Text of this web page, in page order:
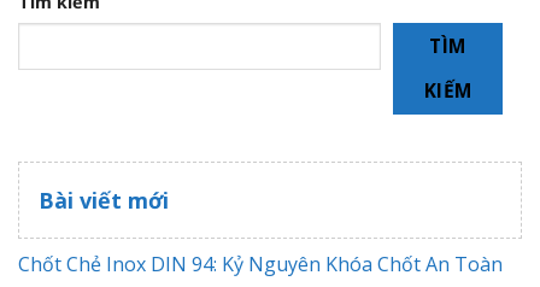
TÌM
KIẾM
Bài viết mới
Chốt Chẻ Inox DIN 94: Kỷ Nguyên Khóa Chốt An Toàn